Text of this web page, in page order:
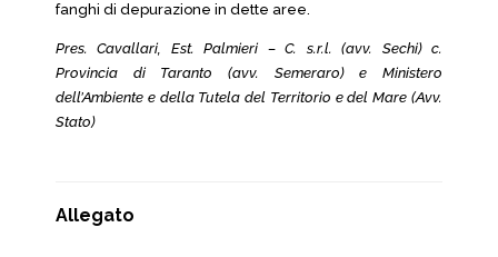
fanghi di depurazione in dette aree.
Pres. Cavallari, Est. Palmieri – C. s.r.l. (avv. Sechi) c.
Provincia di Taranto (avv. Semeraro) e Ministero
dell’Ambiente e della Tutela del Territorio e del Mare (Avv.
Stato)
Allegato